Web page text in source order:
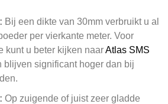
Bij een dikte van 30mm verbruikt u al
per vierkante meter. Voor
kunt u beter kijken naarAtlas SMS
blijven significant hoger dan bij
Op zuigende of juist zeer gladde